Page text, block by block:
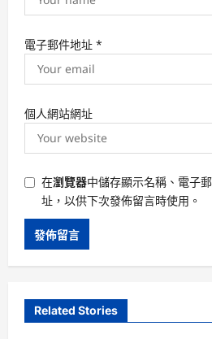
電子郵件地址 *
個人網站網址
在瀏覽器中儲存顯示名稱、電子
址，以供下次發佈留言時使用。
Related Stories